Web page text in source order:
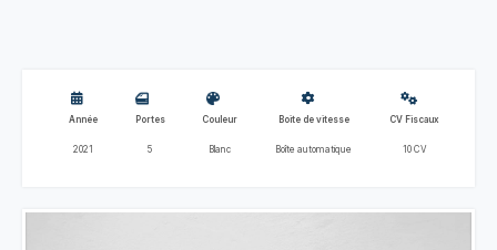
Année
2021
Portes
5
Couleur
Blanc
Boite de vitesse
Boîte automatique
CV Fiscaux
10 CV